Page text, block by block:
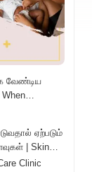
வேண்டிய
ஏற்படும்
| Skin
Clinic